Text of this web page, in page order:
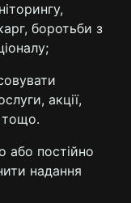
боротьби з
акції,
тощо.
або постійно
надання